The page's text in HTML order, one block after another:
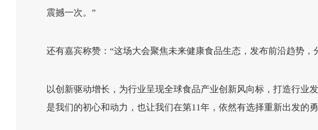
震撼一次。”
还有嘉宾称赞：“这场大会聚焦未来健康食品生态，发布前沿趋势
以创新驱动增长，为行业呈现全球食品产业创新风向标，打造行
是我们的初心和动力，也让我们在第11年，依然有选择重新出发的勇